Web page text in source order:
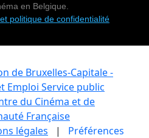
en Belgique.
politique de confidentialité
de Bruxelles-Capitale -
Emploi Service public
du Cinéma et de
Française
légales | Préférences